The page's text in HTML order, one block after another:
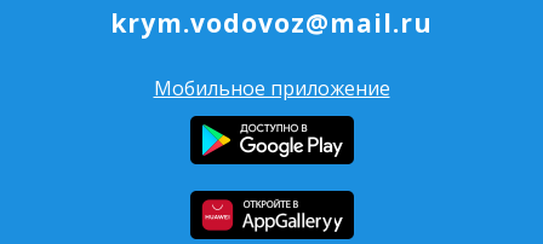
krym.vodovoz@mail.ru
Мобильное приложение